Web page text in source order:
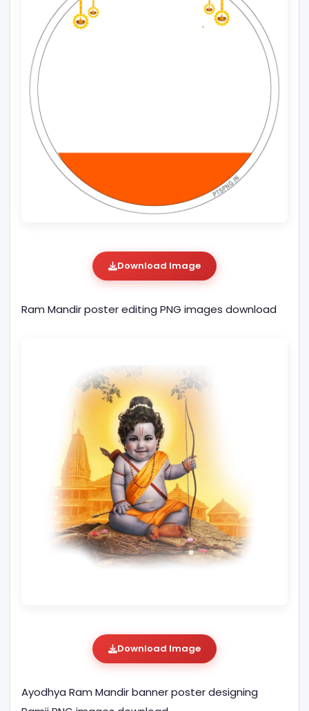
Download Image
Ram Mandir poster editing PNG images download
Download Image
Ayodhya Ram Mandir banner poster designing